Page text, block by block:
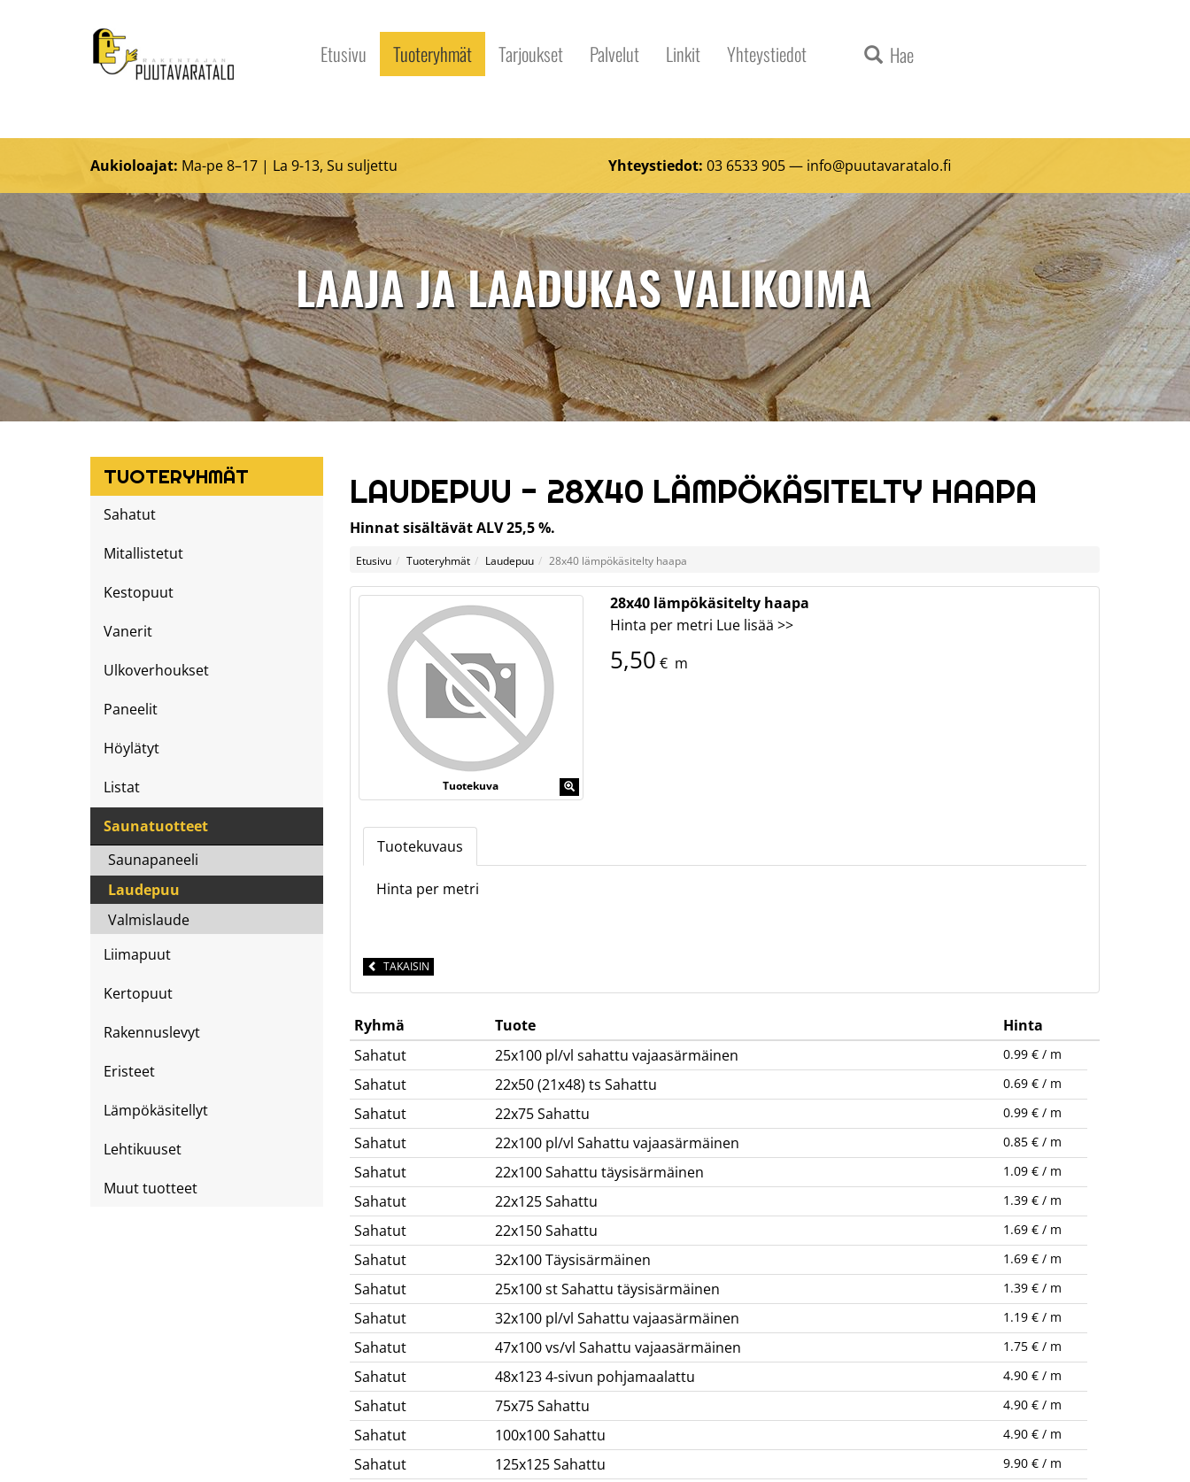
Etusivu Tuoteryhmät Tarjoukset Palvelut Linkit Yhteystiedot Hae
Aukioloajat: Ma-pe 8–17 | La 9-13, Su suljettu Yhteystiedot: 03 6533 905 — info@puutavaratalo.fi
LAAJA JA LAADUKAS VALIKOIMA
LAUDEPUU - 28X40 LÄMPÖKÄSITELTY HAAPA
Hinnat sisältävät ALV 25,5 %.
Etusivu Tuoteryhmät Laudepuu 28x40 lämpökäsitelty haapa
Tuotekuva
28x40 lämpökäsitelty haapa
Hinta per metri Lue lisää >>
5,50 €m
Tuotekuvaus
Hinta per metri
TAKAISIN
Ryhmä Tuote
Hinta
Sahatut
25x100 pl/vl sahattu vajaasärmäinen 0.99 € / m
Sahatut 22x50 (21x48) ts Sahattu 0.69 € / m
Sahatut 22x75 Sahattu 0.99 € / m
Sahatut 22x100 pl/vl Sahattu vajaasärmäinen 0.85 € / m
Sahatut 22x100 Sahattu täysisärmäinen 1.09 € / m
Sahatut 22x125 Sahattu 1.39 € / m
Sahatut 22x150 Sahattu 1.69 € / m
Sahatut 32x100 Täysisärmäinen 1.69 € / m
Sahatut 25x100 st Sahattu täysisärmäinen 1.39 € / m
Sahatut 32x100 pl/vl Sahattu vajaasärmäinen 1.19 € / m
Sahatut 47x100 vs/vl Sahattu vajaasärmäinen 1.75 € / m
Sahatut 48x123 4-sivun pohjamaalattu 4.90 € / m
Sahatut 75x75 Sahattu 4.90 € / m
Sahatut 100x100 Sahattu 4.90 € / m
Sahatut 125x125 Sahattu 9.90 € / m
TUOTERYHMÄT
Sahatut
Mitallistetut
Kestopuut
Vanerit
Ulkoverhoukset
Paneelit
Höylätyt
Listat
Saunatuotteet
Saunapaneeli
Laudepuu
Valmislaude
Liimapuut
Kertopuut
Rakennuslevyt
Eristeet
Lämpökäsitellyt
Lehtikuuset
Muut tuotteet